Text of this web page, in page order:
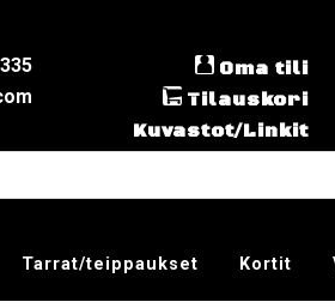
Oma tili
Tilauskori
Kuvastot/Linkit
Tarrat/teippaukset Kortit